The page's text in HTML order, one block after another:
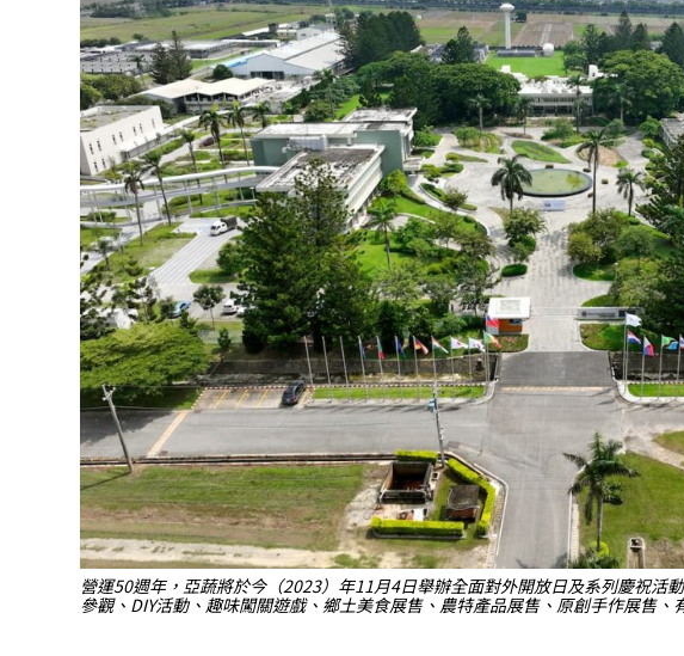
營運50週年，亞蔬將於今（2023）年11月4日舉辦全面對外開放日及系列慶祝
參觀、DIY活動、趣味闖關遊戲、鄉土美食展售、農特產品展售、原創手作展售